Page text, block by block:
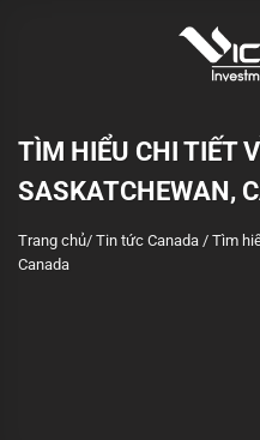
TÌM HIỂU CHI TIẾT
SASKATCHEWAN,
Trang chủ/ Tin tức Canada / Tìm
Canada